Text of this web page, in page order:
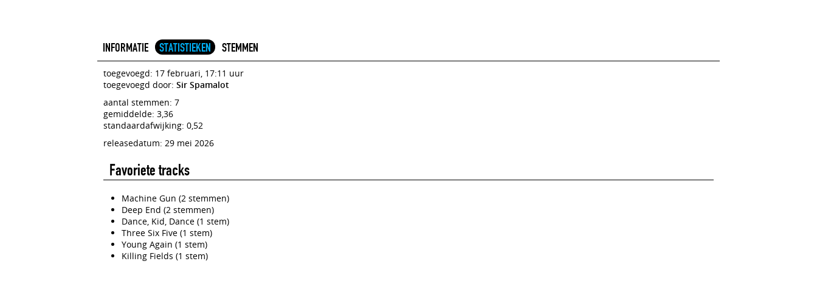
INFORMATIE STATISTIEKEN STEMMEN
toegevoegd: 17 februari, 17:11 uur
toegevoegd door: Sir Spamalot
aantal stemmen: 7
gemiddelde: 3,36
standaardafwijking: 0,52
releasedatum: 29 mei 2026
Favoriete tracks
Machine Gun (2 stemmen)
Deep End (2 stemmen)
Dance, Kid, Dance (1 stem)
Three Six Five (1 stem)
Young Again (1 stem)
Killing Fields (1 stem)